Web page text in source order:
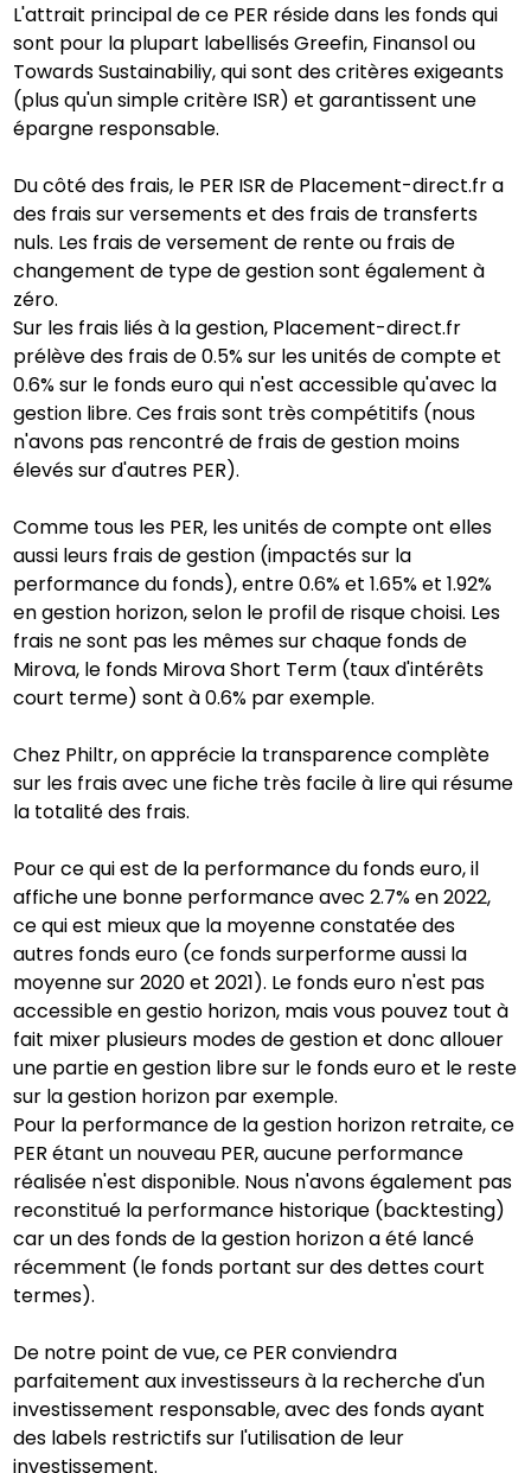
L'attrait principal de ce PER réside dans les fonds qui
sont pour la plupart labellisés Greefin, Finansol ou
Towards Sustainabiliy, qui sont des critères exigeants
(plus qu'un simple critère ISR) et garantissent une
épargne responsable.
Du côté des frais, le PER ISR de Placement-direct.fr a
des frais sur versements et des frais de transferts
nuls. Les frais de versement de rente ou frais de
changement de type de gestion sont également à
zéro.
Sur les frais liés à la gestion, Placement-direct.fr
prélève des frais de 0.5% sur les unités de compte et
0.6% sur le fonds euro qui n'est accessible qu'avec la
gestion libre. Ces frais sont très compétitifs (nous
n'avons pas rencontré de frais de gestion moins
élevés sur d'autres PER).
Comme tous les PER, les unités de compte ont elles
aussi leurs frais de gestion (impactés sur la
performance du fonds), entre 0.6% et 1.65% et 1.92%
en gestion horizon, selon le profil de risque choisi. Les
frais ne sont pas les mêmes sur chaque fonds de
Mirova, le fonds Mirova Short Term (taux d'intérêts
court terme) sont à 0.6% par exemple.
Chez Philtr, on apprécie la transparence complète
sur les frais avec une fiche très facile à lire qui résume
la totalité des frais.
Pour ce qui est de la performance du fonds euro, il
affiche une bonne performance avec 2.7% en 2022,
ce qui est mieux que la moyenne constatée des
autres fonds euro (ce fonds surperforme aussi la
moyenne sur 2020 et 2021). Le fonds euro n'est pas
accessible en gestio horizon, mais vous pouvez tout à
fait mixer plusieurs modes de gestion et donc allouer
une partie en gestion libre sur le fonds euro et le reste
sur la gestion horizon par exemple.
Pour la performance de la gestion horizon retraite, ce
PER étant un nouveau PER, aucune performance
réalisée n'est disponible. Nous n'avons également pas
reconstitué la performance historique (backtesting)
car un des fonds de la gestion horizon a été lancé
récemment (le fonds portant sur des dettes court
termes).
De notre point de vue, ce PER conviendra
parfaitement aux investisseurs à la recherche d'un
investissement responsable, avec des fonds ayant
des labels restrictifs sur l'utilisation de leur
investissement.